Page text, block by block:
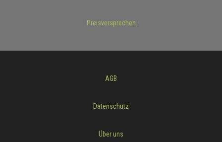
Preisversprechen
AGB
Datenschutz
Über uns